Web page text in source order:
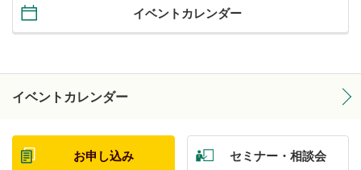
イベントカレンダー
イベントカレンダー
お申し込み セミナー・相談会